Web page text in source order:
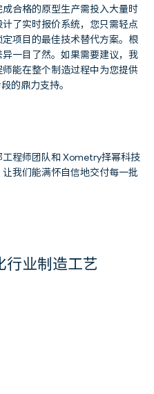
合格的原型生产需投入大量时
了实时报价系统，您只需轻点
项目的最佳技术替代方案。根
一目了然。如果需要建议，我
能在整个制造过程中为您提供
的鼎力支持。
程师团队和 Xometry择幂科技
我们能满怀自信地交付每一批
行业制造工艺